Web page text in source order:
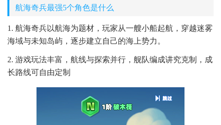
航海奇兵最强5个角色是什么
1. 航海奇兵以航海为题材，玩家从一艘小船起航，穿越迷雾
海域与未知岛屿，逐步建立自己的海上势力。
2. 游戏玩法丰富，航线与探索并行，舰队编成讲究克制，成
长路线可自由定制